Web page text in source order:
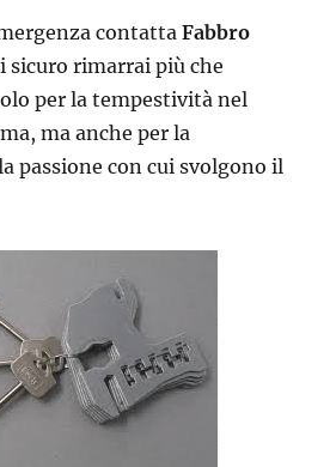
contattaFabbro
sicuro rimarrai più che
per la tempestività nel
ma anche per la
passione con cui svolgono il